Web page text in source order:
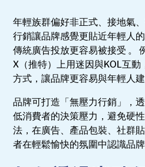
年輕族群偏好非正式、接地氣
行銷讓品牌感覺更貼近年輕人
傳統廣告投放更容易被接受 。
X（推特）上用迷因與KOL互
方式，讓品牌更容易與年輕人建
品牌可打造「無壓力行銷」，
低消費者的決策壓力，避免硬
法，在廣告、產品包裝、社群
者在輕鬆愉快的氛圍中認識品牌